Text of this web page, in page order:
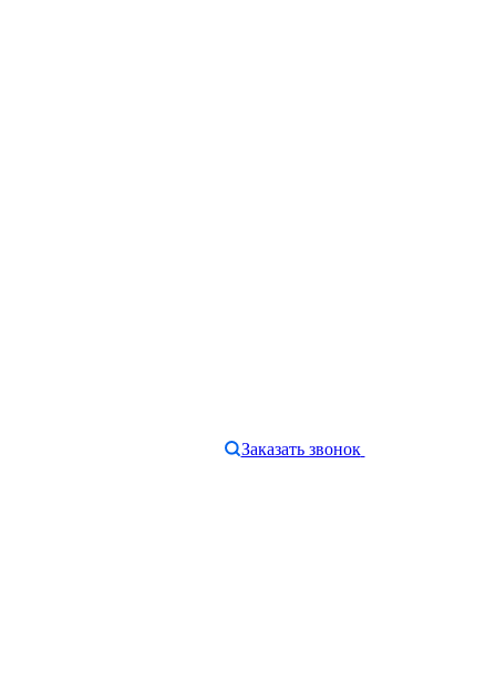
Заказать звонок